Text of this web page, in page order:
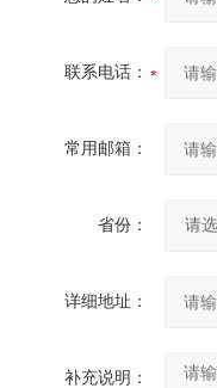
联系电话：
常用邮箱：
省份：
详细地址：
补充说明：